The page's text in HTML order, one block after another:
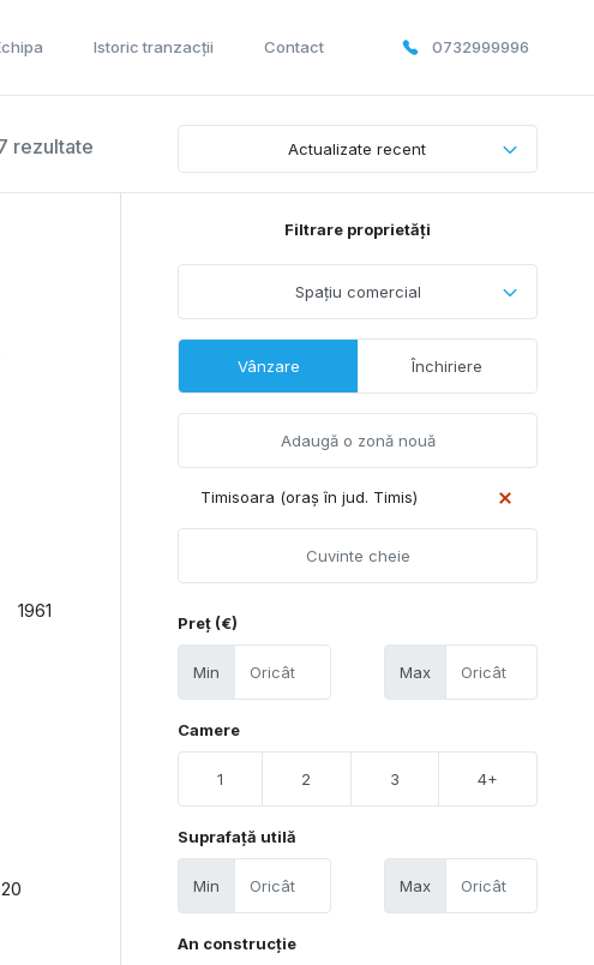
Istoric tranzacții Contact 0732999996
rezultate Actualizate recent
1961
Filtrare proprietăți
Spațiu comercial
Vânzare Închiriere
Timisoara (oraș în jud. Timis)
Preț (€)
Min Max
Camere
1 2 3 4+
Suprafață utilă
Min Max
An construcție